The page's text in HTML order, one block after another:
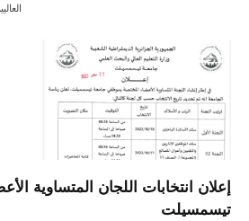
إعلان انتخابات اللجان المتساوية
تيسمسيلت